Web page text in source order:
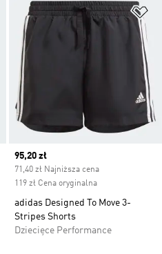
Dodaj do listy życzeń
Current price
95,20 zł
71,40 zł Najniższa cena
119 zł Cena oryginalna
adidas Designed To Move 3-
Stripes Shorts
Dziecięce Performance